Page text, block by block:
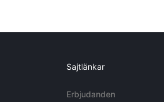
Sajtlänkar
Erbjudanden